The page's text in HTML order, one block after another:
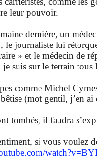
leur pouvoir.
dernière, un
le journaliste lui
» et le médecin de
je suis sur le terrain tous
comme Michel
(mot gentil, j’en
tombés, il faudra
si vous voulez